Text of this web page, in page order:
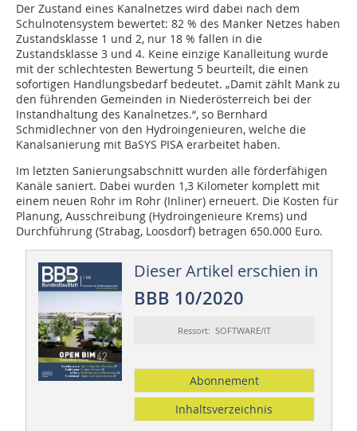
Der Zustand eines Kanalnetzes wird dabei nach dem
Schulnotensystem bewertet: 82 % des Manker Netzes haben
Zustandsklasse 1 und 2, nur 18 % fallen in die
Zustandsklasse 3 und 4. Keine einzige Kanalleitung wurde
mit der schlechtesten Bewertung 5 beurteilt, die einen
sofortigen Handlungsbedarf bedeutet. „Damit zählt Mank zu
den führenden Gemeinden in Niederösterreich bei der
Instandhaltung des Kanalnetzes.“, so Bernhard
Schmidlechner von den Hydroingenieuren, welche die
Kanalsanierung mit BaSYS PISA erarbeitet haben.
Im letzten Sanierungsabschnitt wurden alle förderfähigen
Kanäle saniert. Dabei wurden 1,3 Kilometer komplett mit
einem neuen Rohr im Rohr (Inliner) erneuert. Die Kosten für
Planung, Ausschreibung (Hydroingenieure Krems) und
Durchführung (Strabag, Loosdorf) betragen 650.000 Euro.
Dieser Artikel erschien in
BBB 10/2020
Ressort: SOFTWARE/IT
Abonnement
Inhaltsverzeichnis